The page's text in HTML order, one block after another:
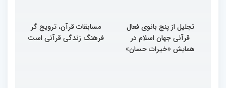
تجلیل از پنج بانوی فعال
قرآنی جهان اسلام در
همایش «خیرات حسان»
مسابقات قرآن، ترویج گر
فرهنگ زندگی قرآنی است